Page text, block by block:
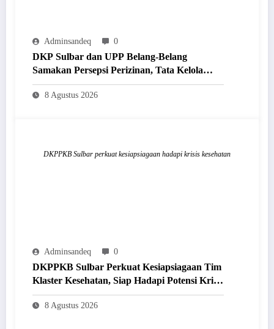
Adminsandeq 0
DKP Sulbar dan UPP Belang-Belang
Samakan Persepsi Perizinan, Tata Kelola
Ruang Laut Tertib dan Berkelanjutan
8 Agustus 2026
DKPPKB Sulbar perkuat kesiapsiagaan hadapi krisis kesehatan
Adminsandeq 0
DKPPKB Sulbar Perkuat Kesiapsiagaan Tim
Klaster Kesehatan, Siap Hadapi Potensi Krisis
Secara Cepat dan Tepat
8 Agustus 2026